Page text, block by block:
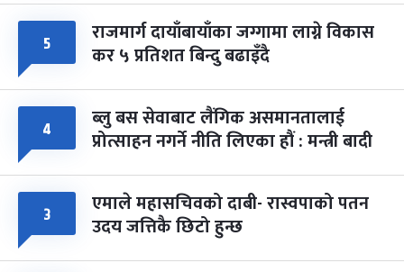
५ राजमार्ग दायाँबायाँका जग्गामा लाग्ने विकास
कर ५ प्रतिशत बिन्दु बढाइँदै
४ ब्लु बस सेवाबाट लैंगिक असमानतालाई
प्रोत्साहन नगर्ने नीति लिएका हौं : मन्त्री बादी
३ एमाले महासचिवको दाबी- रास्वपाको पतन
उदय जत्तिकै छिटो हुन्छ